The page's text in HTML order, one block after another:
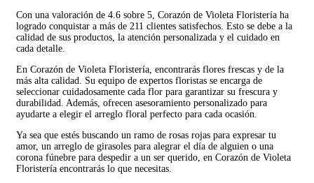
Con una valoración de 4.6 sobre 5, Corazón de Violeta Floristería ha
logrado conquistar a más de 211 clientes satisfechos. Esto se debe a la
calidad de sus productos, la atención personalizada y el cuidado en
cada detalle.
En Corazón de Violeta Floristería, encontrarás flores frescas y de la
más alta calidad. Su equipo de expertos floristas se encarga de
seleccionar cuidadosamente cada flor para garantizar su frescura y
durabilidad. Además, ofrecen asesoramiento personalizado para
ayudarte a elegir el arreglo floral perfecto para cada ocasión.
Ya sea que estés buscando un ramo de rosas rojas para expresar tu
amor, un arreglo de girasoles para alegrar el día de alguien o una
corona fúnebre para despedir a un ser querido, en Corazón de Violeta
Floristería encontrarás lo que necesitas.